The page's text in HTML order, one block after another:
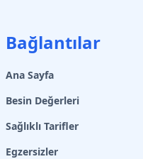
Bağlantılar
Ana Sayfa
Besin Değerleri
Sağlıklı Tarifler
Egzersizler